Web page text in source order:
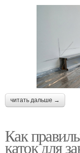
читать дальше →
Как
каток для